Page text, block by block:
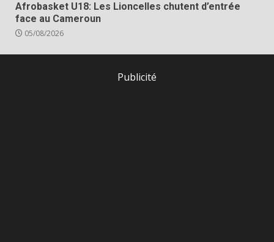
Afrobasket U18: Les Lioncelles chutent d’entrée
face au Cameroun
05/08/2026
Publicité